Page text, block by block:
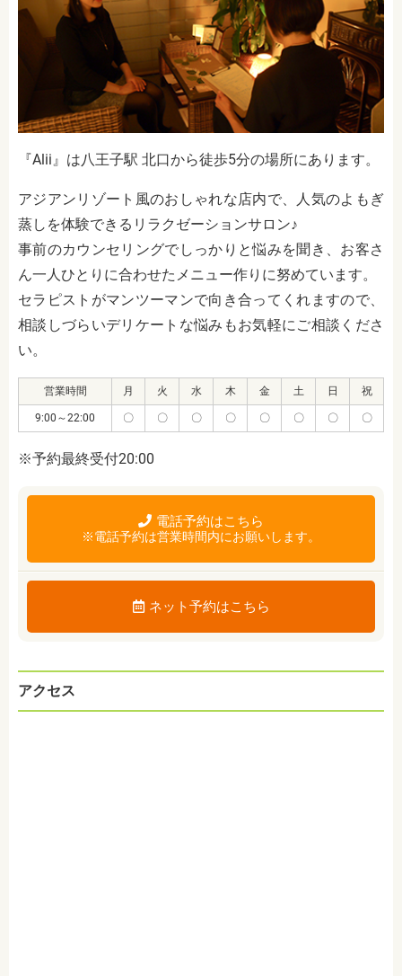
『Alii』は八王子駅 北口から徒歩5分の場所にあります。
アジアンリゾート風のおしゃれな店内で、人気のよもぎ
蒸しを体験できるリラクゼーションサロン♪
事前のカウンセリングでしっかりと悩みを聞き、お客さ
ん一人ひとりに合わせたメニュー作りに努めています。
セラピストがマンツーマンで向き合ってくれますので、
相談しづらいデリケートな悩みもお気軽にご相談くださ
い。
営業時間 月 火 水 木 金 土 日 祝
9:00～22:00 〇 〇 〇 〇 〇 〇 〇 〇
※予約最終受付20:00
電話予約はこちら
※電話予約は営業時間内にお願いします。
ネット予約はこちら
アクセス